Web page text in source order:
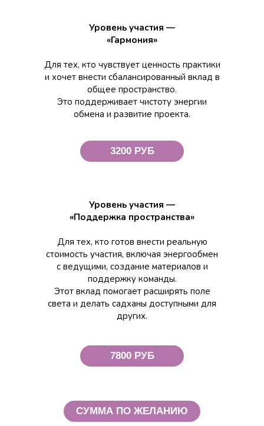
Уровень участия —
«Гармония»
Для тех, кто чувствует ценность практики
и хочет внести сбалансированный вклад в
общее пространство.
Это поддерживает чистоту энергии
обмена и развитие проекта.
Уровень участия —
«Поддержка пространства»
Для тех, кто готов внести реальную
стоимость участия, включая энергообмен
с ведущими, создание материалов и
поддержку команды.
Этот вклад помогает расширять поле
света и делать садханы доступными для
других.
3200 РУБ
7800 РУБ
СУММА ПО ЖЕЛАНИЮ